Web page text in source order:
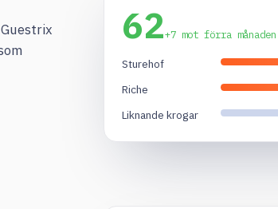
62+7 mot förra månaden
Sturehof
Riche
Liknande krogar